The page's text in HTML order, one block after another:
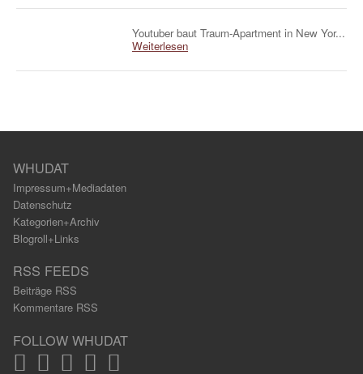
Youtuber baut Traum-Apartment in New Yor...
Weiterlesen
WHUDAT
Impressum+Mediadaten
Datenschutz
Kategorien+Archiv
Blogroll+Links
RSS FEEDS
Beiträge RSS
Kommentare RSS
FOLLOW WHUDAT